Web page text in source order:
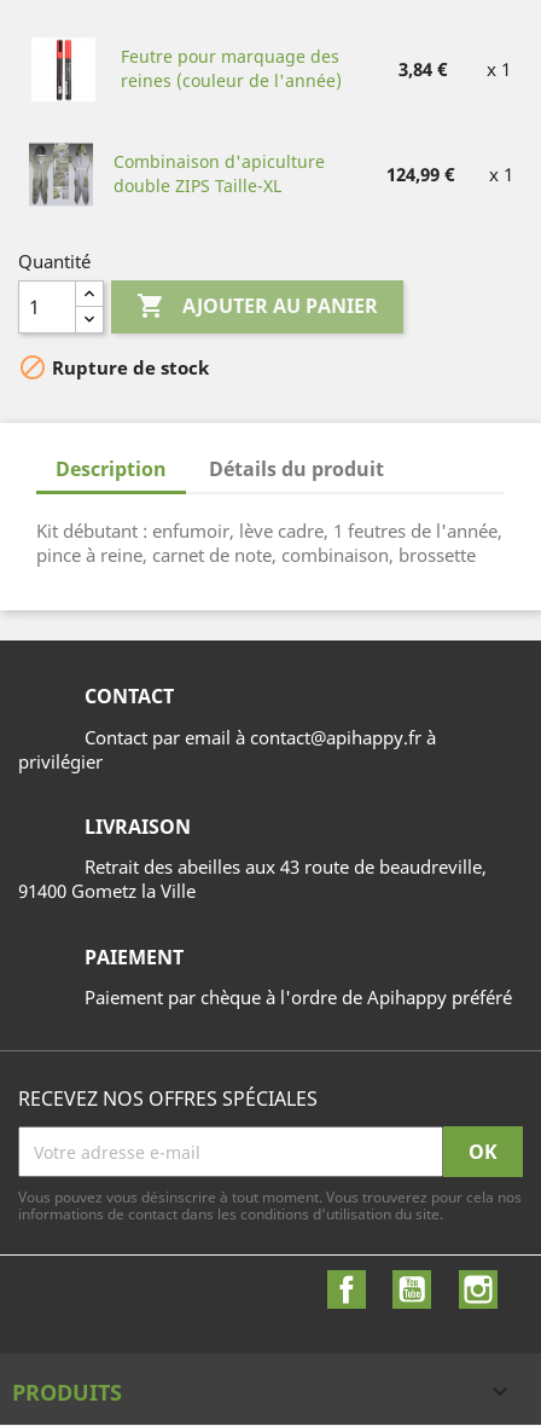
Feutre pour marquage des
reines (couleur de l'année)
3,84 € x 1
Combinaison d'apiculture
double ZIPS Taille-XL
124,99 € x 1
Quantité
 AJOUTER AU PANIER
 Rupture de stock
Description Détails du produit
Kit débutant : enfumoir, lève cadre, 1 feutres de l'année,
pince à reine, carnet de note, combinaison, brossette
CONTACT
Contact par email à contact@apihappy.fr à
privilégier
LIVRAISON
Retrait des abeilles aux 43 route de beaudreville,
91400 Gometz la Ville
PAIEMENT
Paiement par chèque à l'ordre de Apihappy préféré
RECEVEZ NOS OFFRES SPÉCIALES
Vous pouvez vous désinscrire à tout moment. Vous trouverez pour cela nos
informations de contact dans les conditions d'utilisation du site.
FacebookYouTube
PRODUITS 